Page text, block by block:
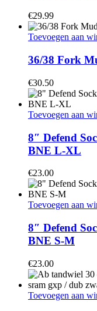
€29.99
Toevoegen aan
36/38 Fork
€30.50
Toevoegen aan
8″ Defend
BNE L-XL
€23.00
Toevoegen aan
8″ Defend
BNE S-M
€23.00
Toevoegen aan